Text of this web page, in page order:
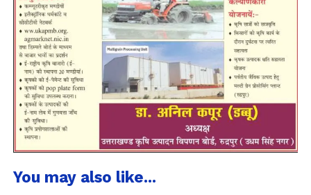
You may also like...